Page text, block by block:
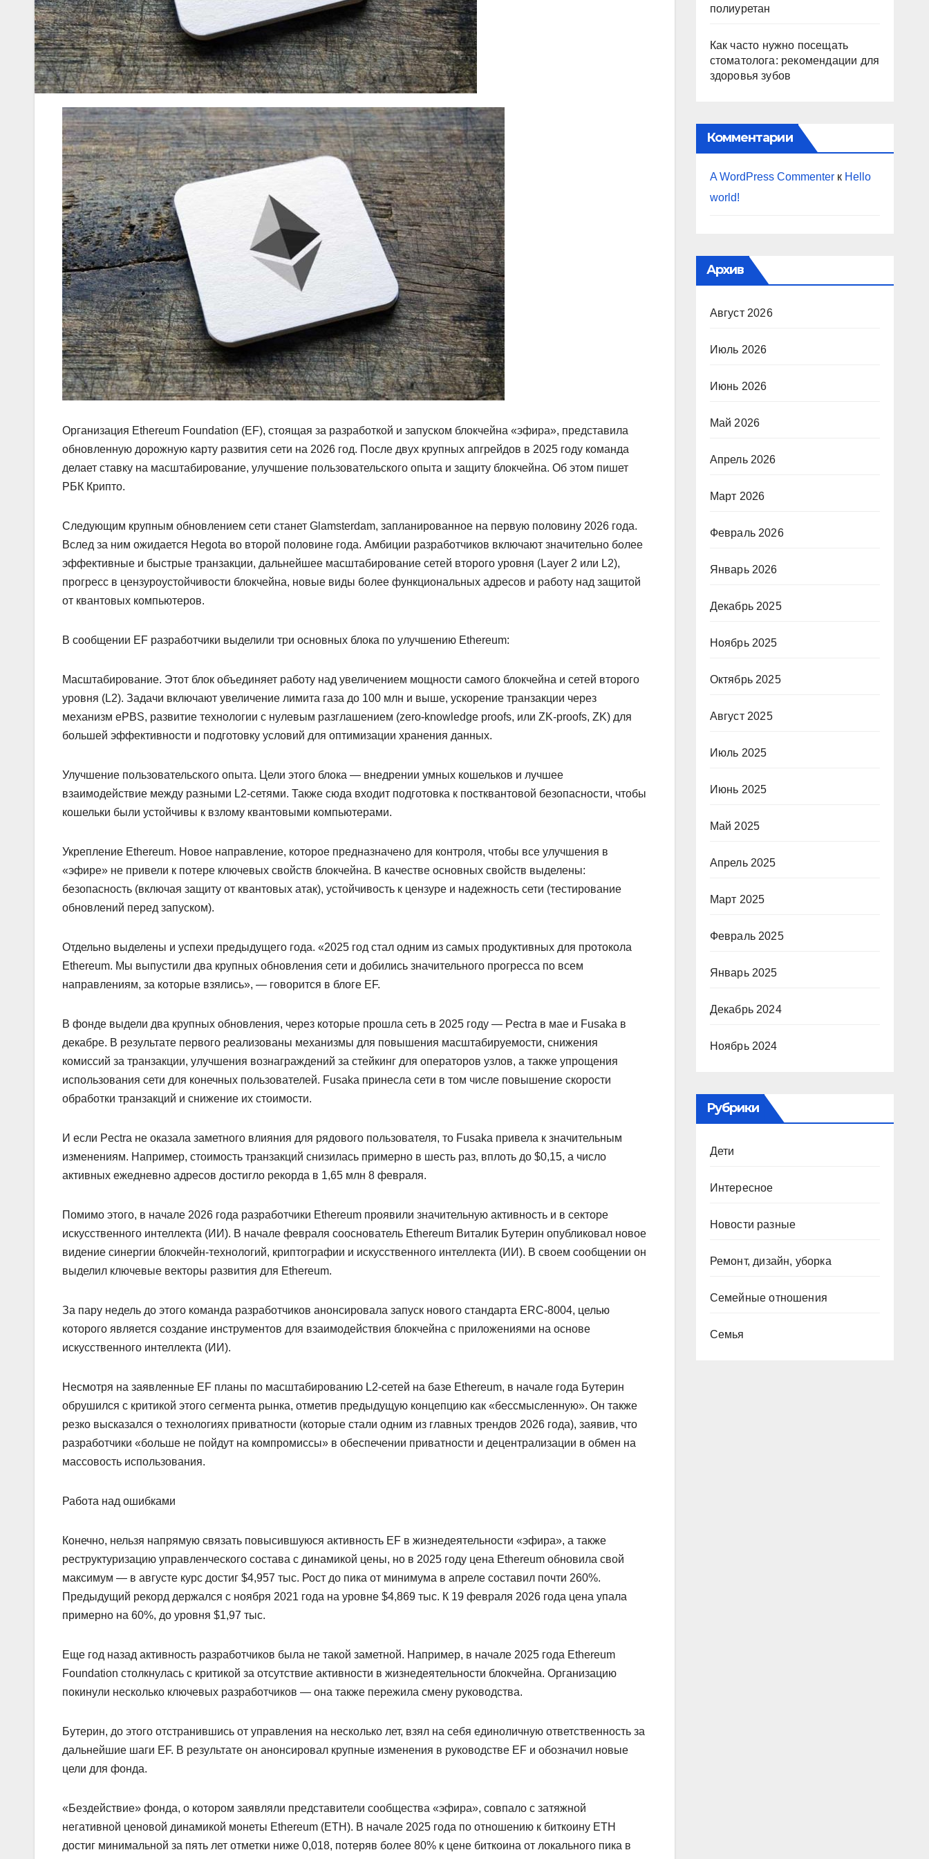
Организация Ethereum Foundation (EF), стоящая за разработкой и запуском блокчейна «эфира», представила
обновленную дорожную карту развития сети на 2026 год. После двух крупных апгрейдов в 2025 году команда
делает ставку на масштабирование, улучшение пользовательского опыта и защиту блокчейна. Об этом пишет
РБК Крипто.
Следующим крупным обновлением сети станет Glamsterdam, запланированное на первую половину 2026 года.
Вслед за ним ожидается Hegota во второй половине года. Амбиции разработчиков включают значительно более
эффективные и быстрые транзакции, дальнейшее масштабирование сетей второго уровня (Layer 2 или L2),
прогресс в цензуроустойчивости блокчейна, новые виды более функциональных адресов и работу над защитой
от квантовых компьютеров.
В сообщении EF разработчики выделили три основных блока по улучшению Ethereum:
Масштабирование. Этот блок объединяет работу над увеличением мощности самого блокчейна и сетей второго
уровня (L2). Задачи включают увеличение лимита газа до 100 млн и выше, ускорение транзакции через
механизм ePBS, развитие технологии с нулевым разглашением (zero-knowledge proofs, или ZK-proofs, ZK) для
большей эффективности и подготовку условий для оптимизации хранения данных.
Улучшение пользовательского опыта. Цели этого блока — внедрении умных кошельков и лучшее
взаимодействие между разными L2-сетями. Также сюда входит подготовка к постквантовой безопасности, чтобы
кошельки были устойчивы к взлому квантовыми компьютерами.
Укрепление Ethereum. Новое направление, которое предназначено для контроля, чтобы все улучшения в
«эфире» не привели к потере ключевых свойств блокчейна. В качестве основных свойств выделены:
безопасность (включая защиту от квантовых атак), устойчивость к цензуре и надежность сети (тестирование
обновлений перед запуском).
Отдельно выделены и успехи предыдущего года. «2025 год стал одним из самых продуктивных для протокола
Ethereum. Мы выпустили два крупных обновления сети и добились значительного прогресса по всем
направлениям, за которые взялись», — говорится в блоге EF.
В фонде выдели два крупных обновления, через которые прошла сеть в 2025 году — Pectra в мае и Fusaka в
декабре. В результате первого реализованы механизмы для повышения масштабируемости, снижения
комиссий за транзакции, улучшения вознаграждений за стейкинг для операторов узлов, а также упрощения
использования сети для конечных пользователей. Fusaka принесла сети в том числе повышение скорости
обработки транзакций и снижение их стоимости.
И если Pectra не оказала заметного влияния для рядового пользователя, то Fusaka привела к значительным
изменениям. Например, стоимость транзакций снизилась примерно в шесть раз, вплоть до $0,15, а число
активных ежедневно адресов достигло рекорда в 1,65 млн 8 февраля.
Помимо этого, в начале 2026 года разработчики Ethereum проявили значительную активность и в секторе
искусственного интеллекта (ИИ). В начале февраля сооснователь Ethereum Виталик Бутерин опубликовал новое
видение синергии блокчейн-технологий, криптографии и искусственного интеллекта (ИИ). В своем сообщении он
выделил ключевые векторы развития для Ethereum.
За пару недель до этого команда разработчиков анонсировала запуск нового стандарта ERC-8004, целью
которого является создание инструментов для взаимодействия блокчейна с приложениями на основе
искусственного интеллекта (ИИ).
Несмотря на заявленные EF планы по масштабированию L2-сетей на базе Ethereum, в начале года Бутерин
обрушился с критикой этого сегмента рынка, отметив предыдущую концепцию как «бессмысленную». Он также
резко высказался о технологиях приватности (которые стали одним из главных трендов 2026 года), заявив, что
разработчики «больше не пойдут на компромиссы» в обеспечении приватности и децентрализации в обмен на
массовость использования.
Работа над ошибками
Конечно, нельзя напрямую связать повысившуюся активность EF в жизнедеятельности «эфира», а также
реструктуризацию управленческого состава с динамикой цены, но в 2025 году цена Ethereum обновила свой
максимум — в августе курс достиг $4,957 тыс. Рост до пика от минимума в апреле составил почти 260%.
Предыдущий рекорд держался с ноября 2021 года на уровне $4,869 тыс. К 19 февраля 2026 года цена упала
примерно на 60%, до уровня $1,97 тыс.
Еще год назад активность разработчиков была не такой заметной. Например, в начале 2025 года Ethereum
Foundation столкнулась с критикой за отсутствие активности в жизнедеятельности блокчейна. Организацию
покинули несколько ключевых разработчиков — она также пережила смену руководства.
Бутерин, до этого отстранившись от управления на несколько лет, взял на себя единоличную ответственность за
дальнейшие шаги EF. В результате он анонсировал крупные изменения в руководстве EF и обозначил новые
цели для фонда.
«Бездействие» фонда, о котором заявляли представители сообщества «эфира», совпало с затяжной
негативной ценовой динамикой монеты Ethereum (ETH). В начале 2025 года по отношению к биткоину ETH
достиг минимальной за пять лет отметки ниже 0,018, потеряв более 80% к цене биткоина от локального пика в
полиуретан
Как часто нужно посещать
стоматолога: рекомендации для
здоровья зубов
Комментарии
A WordPress Commenterк Hello
world!
Архив
Август 2026
Июль 2026
Июнь 2026
Май 2026
Апрель 2026
Март 2026
Февраль 2026
Январь 2026
Декабрь 2025
Ноябрь 2025
Октябрь 2025
Август 2025
Июль 2025
Июнь 2025
Май 2025
Апрель 2025
Март 2025
Февраль 2025
Январь 2025
Декабрь 2024
Ноябрь 2024
Рубрики
Дети
Интересное
Новости разные
Ремонт, дизайн, уборка
Семейные отношения
Семья